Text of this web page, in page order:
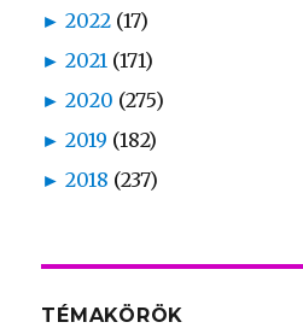
► 2022 (17)
► 2021 (171)
► 2020 (275)
► 2019 (182)
► 2018 (237)
TÉMAKÖRÖK